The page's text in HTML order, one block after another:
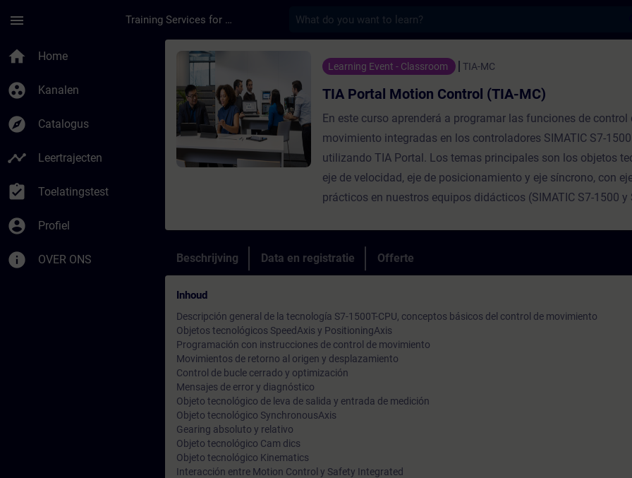
menu Training Services for Digital Industries
home Home
group_work Kanalen
explore Catalogus
timeline Leertrajecten
assignment_turned_in Toelatingstest
account_circle Profiel
info OVER ONS
Cursus - TIA Portal Motion Control (TIA-MC) - Training -
Learning Event - Classroom TIA-MC
TIA Portal Motion Control (TIA-MC)
En este curso aprenderá a programar las funciones de control
movimiento integradas en los controladores SIMATIC S7-
utilizando TIA Portal. Los temas principales son los objetos
eje de velocidad, eje de posicionamiento y eje síncrono, con
prácticos en nuestros equipos didácticos (SIMATIC S7-1500 y
Beschrijving Data en registratie Offerte
Inhoud
Descripción general de la tecnología S7-1500T-CPU, conceptos básicos del control de movimiento
Objetos tecnológicos SpeedAxis y PositioningAxis
Programación con instrucciones de control de movimiento
Movimientos de retorno al origen y desplazamiento
Control de bucle cerrado y optimización
Mensajes de error y diagnóstico
Objeto tecnológico de leva de salida y entrada de medición
Objeto tecnológico SynchronousAxis
Gearing absoluto y relativo
Objeto tecnológico Cam dics
Objeto tecnológico Kinematics
Interacción entre Motion Control y Safety Integrated